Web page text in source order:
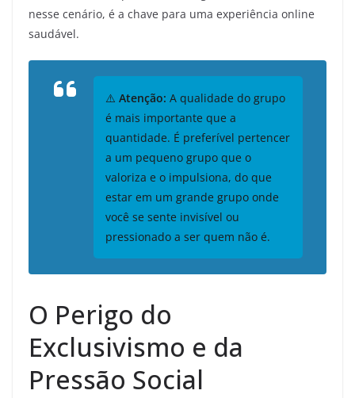
nesse cenário, é a chave para uma experiência online
saudável.
⚠️ Atenção: A qualidade do grupo
é mais importante que a
quantidade. É preferível pertencer
a um pequeno grupo que o
valoriza e o impulsiona, do que
estar em um grande grupo onde
você se sente invisível ou
pressionado a ser quem não é.
O Perigo do
Exclusivismo e da
Pressão Social